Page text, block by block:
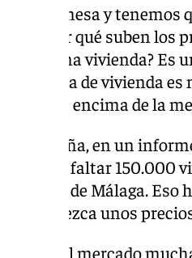
de la mesa y tenemos
¿por qué suben los
a una vivienda? Es
demanda de vivienda
ponemos encima de la
de España, en un
van a faltar 150.000
de Málaga. Eso
establezca unos
en el mercado